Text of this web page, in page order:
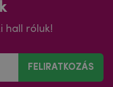
hall róluk!
FELIRATKOZÁS